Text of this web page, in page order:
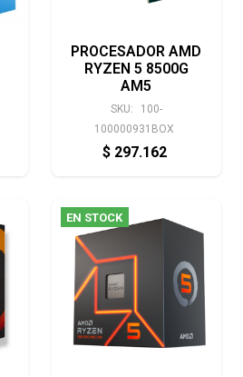
PROCESADOR AMD
RYZEN 5 8500G
AM5
SKU:
100-
100000931BOX
$ 297.162
EN STOCK